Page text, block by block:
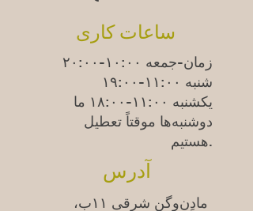
ساعات کاری
زمان-جمعه ۱۰:۰۰-۲۰:۰۰
شنبه ۱۱:۰۰-۱۹:۰۰
یکشنبه ۱۱:۰۰-۱۸:۰۰
ما
دوشنبه‌ها موقتاً تعطیل
هستیم.
آدرس
مادِن‌وِگن شرقی ۱۱ب،